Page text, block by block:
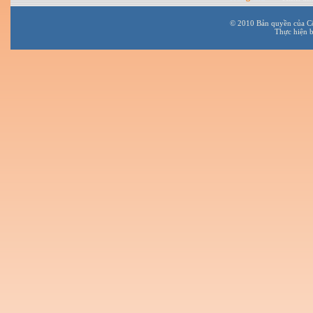
© 2010 Bản quyền của
Thực hiện